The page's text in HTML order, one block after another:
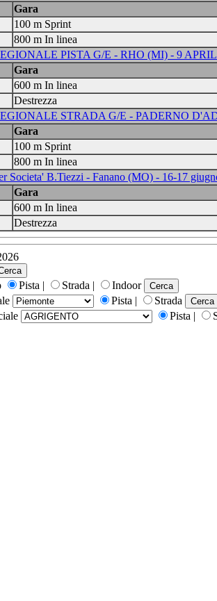
Gara
100 m Sprint
800 m In linea
PISTA G/E - RHO (MI) - 9
Gara
600 m In linea
Destrezza
STRADA G/E - PADERNO
Gara
100 m Sprint
800 m In linea
Societa' B.Tiezzi - Fanano (MO) - 16-17
Gara
600 m In linea
Destrezza
Pista | Strada |
Indoor
Pista |
Strada
Pista |